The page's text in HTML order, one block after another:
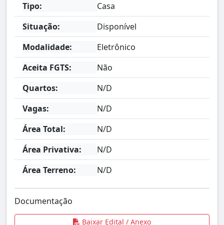
Tipo:
Casa
Situação:
Disponível
Modalidade:
Eletrônico
Aceita FGTS:
Não
Quartos:
N/D
Vagas:
N/D
Área Total:
N/D
Área Privativa:
N/D
Área Terreno:
N/D
Documentação
Baixar Edital / Anexo